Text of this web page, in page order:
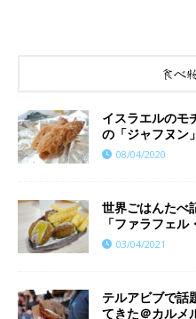
食べ
イスラエルのモ
の「ジャフヌン」
08/04/2020
世界ごはんたべ
「ファラフェル
03/04/2021
テルアビブで話
てきた＠カルメ